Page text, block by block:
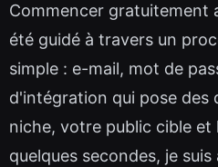
Commencer gratuitement
été guidé à travers un
simple : e-mail, mot de
d'intégration qui pose des
niche, votre public cible et
quelques secondes, je